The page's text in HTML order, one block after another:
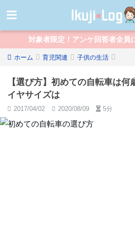
対象者限定！アンケ回答者全員
ホーム 育児関連 子供の生活
【選び方】初めての自転車は何
イヤサイズは
2017/04/02 2020/08/09 5分